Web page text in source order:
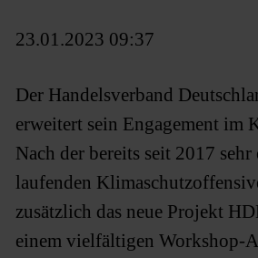
23.01.2023 09:37
Der Handelsverband
erweitert sein Engagement im
Nach der bereits seit 2017
laufenden
zusätzlich das neue Projekt
einem vielfältigen Workshop-